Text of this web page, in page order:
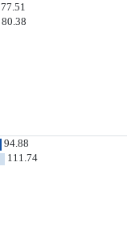
77.51
80.38
94.88
111.74